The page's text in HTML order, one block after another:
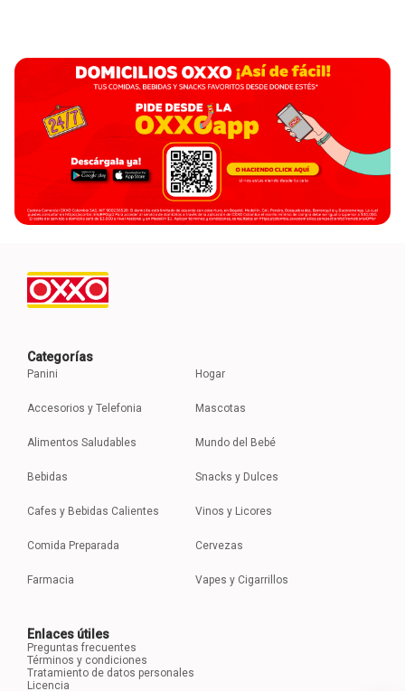
Categorías
Panini
Accesorios y Telefonia
Alimentos Saludables
Bebidas
Cafes y Bebidas Calientes
Comida Preparada
Farmacia
Hogar
Mascotas
Mundo del Bebé
Snacks y Dulces
Vinos y Licores
Cervezas
Vapes y Cigarrillos
Enlaces útiles
Preguntas frecuentes
Términos y condiciones
Tratamiento de datos personales
Licencia